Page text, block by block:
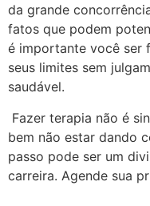
da grande
fatos que podem
é importante você ser
seus limites sem
saudável.
Fazer terapia não é
bem não estar dando
passo pode ser um
carreira. Agende sua